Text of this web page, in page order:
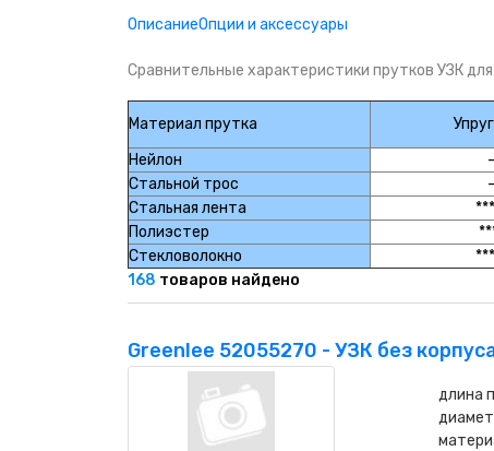
НАШИ ПОКУПАТЕЛИ
НАША ПРОДУКЦИЯ
ГЕОСИНТЕТИЧЕСКИЕ МАТЕРИАЛЫ
НАШИ СЕРТИФИКАТЫ
+7 771 113 7307
ОписаниеОпции и аксессуары
Сравнительные характеристики прутков УЗК
Материал прутка
Нейлон
-
Стальной трос
-
Стальная лента
Полиэстер
Стекловолокно
168 товаров найдено
Greenlee 52055270 - УЗК без
длина